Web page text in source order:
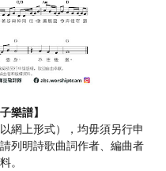
樂譜】
網上形式），均毋須另行申
列明詩歌曲詞作者、編曲者
。